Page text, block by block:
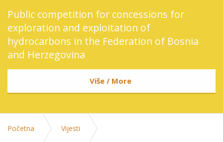
Public competition for concessions for
exploration and exploitation of
hydrocarbons in the Federation of Bosnia
and Herzegovina
Više / More
Početna Vijesti